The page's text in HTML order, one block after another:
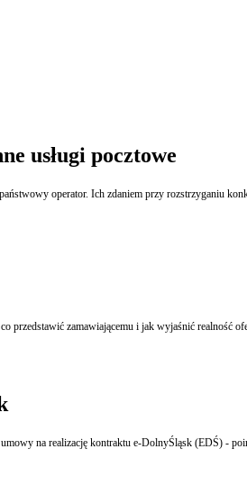
usługi pocztowe
operator. Ich zdaniem przy rozstrzyganiu
na realizację kontraktu e-DolnyŚląsk (EDŚ) -